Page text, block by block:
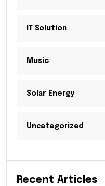
IT Solution
Music
Solar Energy
Uncategorized
Recent Articles